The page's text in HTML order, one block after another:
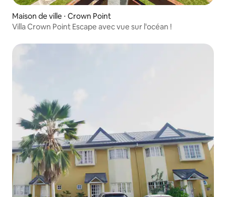
Maison de ville ⋅ Crown Point
Villa Crown Point Escape avec vue sur l'océan !